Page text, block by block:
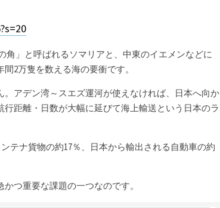
2万隻を数える海の要衝です。
アデン湾～スエズ運河が使えなければ、日本へ向か
距離・日数が大幅に延びて海上輸送という日本のラ
テナ貨物の約17％、日本から輸出される自動車の約
つ重要な課題の一つなのです。